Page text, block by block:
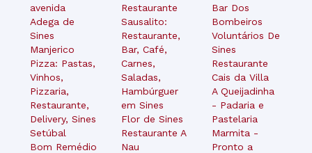
avenida
Adega de
Sines
Manjerico
Pizza: Pastas,
Vinhos,
Pizzaria,
Restaurante,
Delivery, Sines
Setúbal
Bom Remédio
Restaurante
Sausalito:
Restaurante,
Bar, Café,
Carnes,
Saladas,
Hambúrguer
em Sines
Flor de Sines
Restaurante A
Nau
Bar Dos
Bombeiros
Voluntários De
Sines
Restaurante
Cais da Villa
A Queijadinha
- Padaria e
Pastelaria
Marmita -
Pronto a